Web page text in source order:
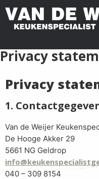
Privacy
Privacy
1.
Van de Weijer
De Hooge Akker 29
5661 NG Geldrop
040 – 309 8154